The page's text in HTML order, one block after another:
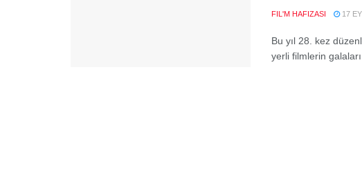
FIL'M HAFIZASI 17
Bu yıl 28. kez
yerli filmlerin